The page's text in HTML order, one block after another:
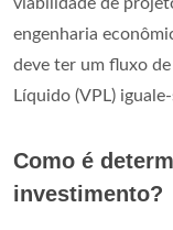
viabilidade de
engenharia
deve ter um fluxo
Líquido (VPL)
Como é
investimento?